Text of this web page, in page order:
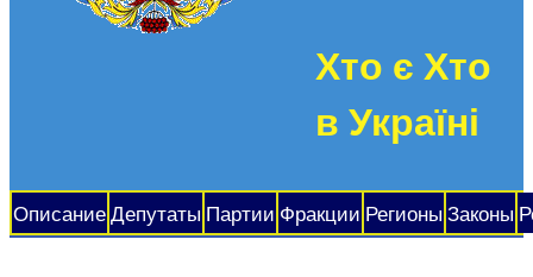
Хто є Хто
в Україні
Описание Депутаты Партии Фракции Регионы Законы